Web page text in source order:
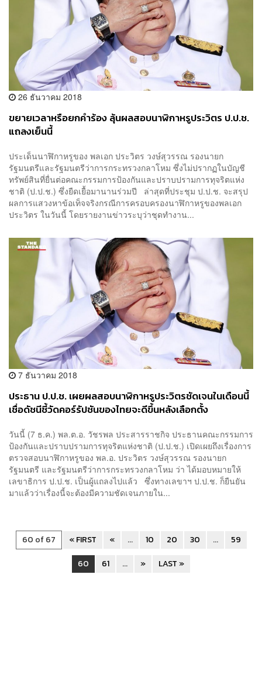
26 ธันวาคม 2018
ขยายเวลาหรือยกคำร้อง ลุ้นผลสอบนาฬิกาหรูประวิตร ป.ป.ช.
แถลงเย็นนี้
ประเด็นนาฬิกาหรูของ พลเอก ประวิตร วงษ์สุวรรณ รองนายก
รัฐมนตรีและรัฐมนตรีว่าการกระทรวงกลาโหม ซึ่งไม่ปรากฏในบัญชี
ทรัพย์สินที่ยื่นต่อคณะกรรมการป้องกันและปราบปรามการทุจริตแห่ง
ชาติ (ป.ป.ช.) ซึ่งยืดเยื้อมานานร่วมปี ล่าสุดที่ประชุม ป.ป.ช. จะสรุป
ผลการแสวงหาข้อเท็จจริงกรณีการครอบครองนาฬิกาหรูของพลเอก
ประวิตร ในวันนี้ โดยรายงานข่าวระบุว่าชุดทำงาน...
7 ธันวาคม 2018
ประธาน ป.ป.ช. เผยผลสอบนาฬิกาหรูประวิตรชัดเจนในเดือนนี้
เชื่อดัชนีชี้วัดคอร์รัปชันของไทยจะดีขึ้นหลังเลือกตั้ง
วันนี้ (7 ธ.ค.) พล.ต.อ. วัชรพล ประสารราชกิจ ประธานคณะกรรมการ
ป้องกันและปราบปรามการทุจริตแห่งชาติ (ป.ป.ช.) เปิดเผยถึงเรื่องการ
ตรวจสอบนาฬิกาหรูของ พล.อ. ประวิตร วงษ์สุวรรณ รองนายก
รัฐมนตรี และรัฐมนตรีว่าการกระทรวงกลาโหม ว่า ได้มอบหมายให้
เลขาธิการ ป.ป.ช. เป็นผู้แถลงไปแล้ว ซึ่งทางเลขาฯ ป.ป.ช. ก็ยืนยัน
มาแล้วว่าเรื่องนี้จะต้องมีความชัดเจนภายใน...
60 of 67 « FIRST « ... 10 20 30 ...
59
60
61 ... » LAST »